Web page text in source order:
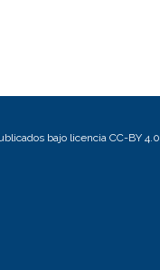
bajo licencia CC-BY 4.0